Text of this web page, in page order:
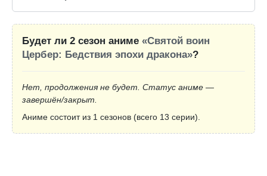
Будет ли 2 сезон аниме «Святой воин
Цербер: Бедствия эпохи дракона»?
Нет, продолжения не будет. Статус аниме —
завершён/закрыт.
Аниме состоит из 1 сезонов (всего 13 серии).